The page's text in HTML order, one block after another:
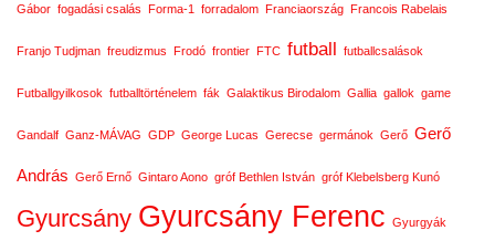
Gábor fogadási csalás Forma-1 forradalom Franciaország Francois Rabelais
Franjo Tudjman freudizmus Frodó frontier FTC futball futballcsalások
Futballgyilkosok futballtörténelem fák Galaktikus Birodalom Gallia gallok game
Gandalf Ganz-MÁVAG GDP George Lucas Gerecse germánok Gerő Gerő
András Gerő Ernő Gintaro Aono gróf Bethlen István gróf Klebelsberg Kunó
Gyurcsány Gyurcsány Ferenc Gyurgyák